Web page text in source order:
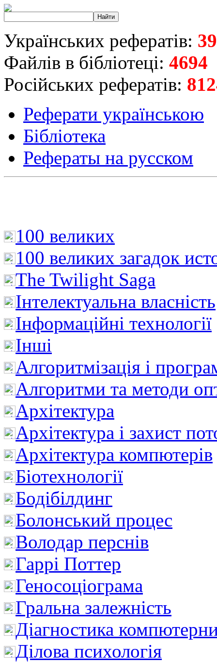
Українських рефератів:
Файлів в бібліотеці: 4694
Російських рефератів:
Реферати українською
Бібліотека
Рефераты на русском
100 великих
100 великих загадок
The Twilight Saga
Інтелектуальна влaсність
Інформаційні технології
Інші
Алгоритмізація і
Алгоритми та методи
Архітектура
Архітектура і захист
Архітектура компютерів
Біотехнології
Бодібілдинг
Болонський процес
Володар перснів
Гаррі Поттер
Геносоціограма
Гральна залежність
Діагностика
Ділова психологія